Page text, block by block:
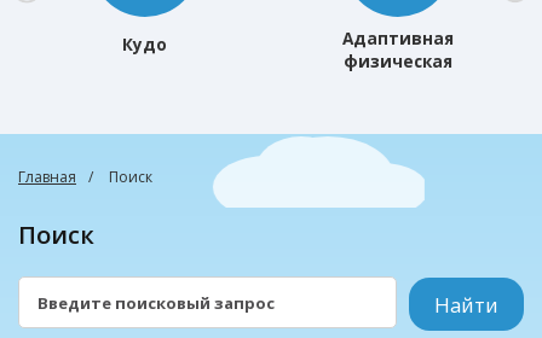
Кудо
Адаптивная
физическая
Главная Поиск
Поиск